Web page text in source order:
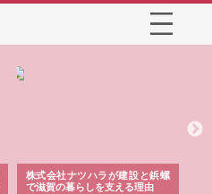
株式会社ナツハラが建設と鋲螺
で滋賀の暮らしを支える理由